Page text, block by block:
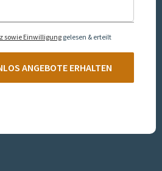
sowie Einwilligung gelesen & erteilt
ANGEBOTE ERHALTEN